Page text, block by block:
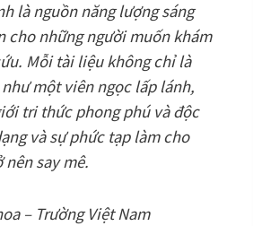
là nguồn năng lượng sáng
cho những người muốn khám
Mỗi tài liệu không chỉ là
một viên ngọc lấp lánh,
tri thức phong phú và độc
và sự phức tạp làm cho
say mê.
– Trường Việt Nam